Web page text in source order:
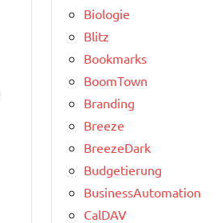
Biologie
Blitz
Bookmarks
BoomTown
Branding
Breeze
BreezeDark
Budgetierung
BusinessAutomation
CalDAV